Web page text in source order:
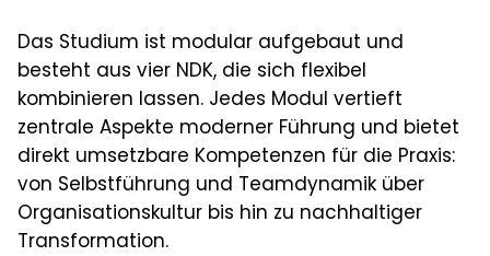
Das Studium ist modular aufgebaut und
besteht aus vier NDK, die sich flexibel
kombinieren lassen. Jedes Modul vertieft
zentrale Aspekte moderner Führung und bietet
direkt umsetzbare Kompetenzen für die Praxis:
von Selbstführung und Teamdynamik über
Organisationskultur bis hin zu nachhaltiger
Transformation.